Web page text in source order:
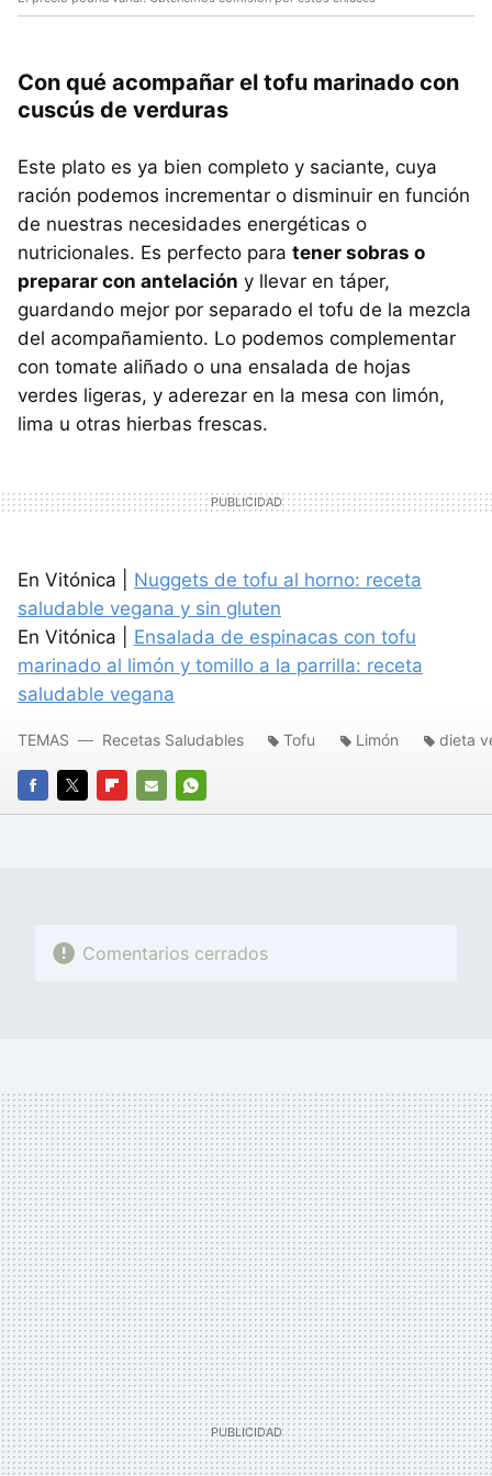
Con qué acompañar el tofu marinado con
cuscús de verduras
Este plato es ya bien completo y saciante, cuya
ración podemos incrementar o disminuir en función
de nuestras necesidades energéticas o
nutricionales. Es perfecto para tener sobras o
preparar con antelación y llevar en táper,
guardando mejor por separado el tofu de la mezcla
del acompañamiento. Lo podemos complementar
con tomate aliñado o una ensalada de hojas
verdes ligeras, y aderezar en la mesa con limón,
lima u otras hierbas frescas.
En Vitónica | Nuggets de tofu al horno: receta
saludable vegana y sin gluten
En Vitónica | Ensalada de espinacas con tofu
marinado al limón y tomillo a la parrilla: receta
saludable vegana
FACEBOOK
TWITTERFLIPBOARD
E-
WHATSAPP
TEMAS Recetas Saludables Tofu Limón dieta
Comentarios cerrados